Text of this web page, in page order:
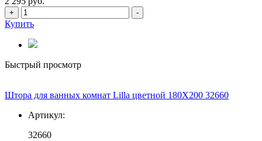
+ -
Купить
Быстрый просмотр
Штора для ванных комнат Lilla цветной 180Х200 32660
Артикул:
32660